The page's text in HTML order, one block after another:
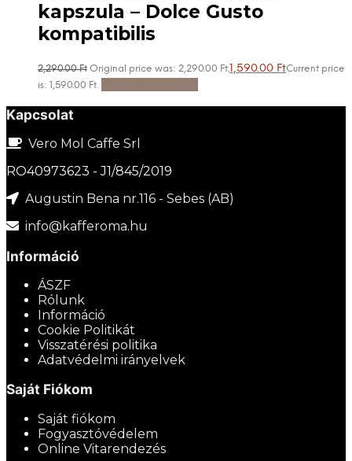
kapszula – Dolce Gusto
kompatibilis
2,290.00Ft Original price was: 2,290.00 Ft.1,590.00 FtCurrent price
is: 1,590.00 Ft.
Kapcsolat
Vero Mol Caffe Srl
RO40973623 - J1/845/2019
Augustin Bena nr.116 - Sebes (AB)
info@kafferoma.hu
Információ
ÁSZF
Rólunk
Információ
Cookie Politikát
Visszatérési politika
Adatvédelmi irányelvek
Saját Fiókom
Saját fiókom
Fogyasztóvédelem
Online Vitarendezés